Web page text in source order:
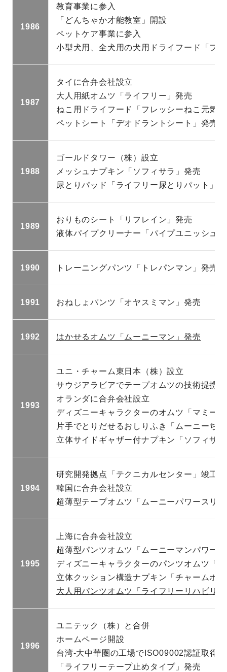
1986
教育事業に参入
「どんちゃか才能教室」開設
ペットケア事業に参入
小型犬用、全犬用の犬用ドライフード「フ
1987
タイに合弁会社設立
大人用紙オムツ「ライフリー」発売
ねこ用ドライフード「フレッシーねこ元気
ペットシート「デオドラントシート」発売
1988
ゴールドタワー（株）設立
メッシュナプキン「ソフィサラ」発売
尿とりパッド「ライフリー尿とりパット」
1989
おりものシート「リフレイン」発売
液体パイプクリーナー「パイプユニッシュ
1990 トレーニングパンツ「トレパンマン」発売
1991 おねしょパンツ「オヤスミマン」発売
1992 はかせるオムツ「ムーニーマン」発売
1993
ユニ・チャーム東日本（株）設立
サウジアラビアでテープオムツの技術提携
オランダに合弁会社設立
ディズニーキャラクターのオムツ「マミー
片手でとりだせるおしりふき「ムーニーち
立体サイドギャザー付ナプキン「ソフィサ
1994
研究開発拠点「テクニカルセンター」竣工
韓国に合弁会社設立
超薄型テープオムツ「ムーニーパワースリ
1995
上海に合弁会社設立
超薄型パンツオムツ「ムーニーマンパワー
ディズニーキャラクターのパンツオムツ「
立体クッション構造ナプキン「チャームボ
大人用パンツオムツ「ライフリーリハビリ
1996
ユニテック（株）と合併
ホームページ開設
台湾-大中華圏の工場でISO09002認証取得
「ライフリーテープ止めタイプ」発売